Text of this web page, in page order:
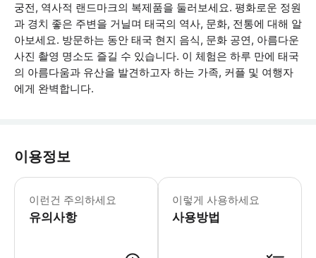
궁전, 역사적 랜드마크의 복제품을 둘러보세요. 평화로운 정원
과 경치 좋은 주변을 거닐며 태국의 역사, 문화, 전통에 대해 알
아보세요. 방문하는 동안 태국 현지 음식, 문화 공연, 아름다운
사진 촬영 명소도 즐길 수 있습니다. 이 체험은 하루 만에 태국
의 아름다움과 유산을 발견하고자 하는 가족, 커플 및 여행자
에게 완벽합니다.
이용정보
이런건 주의하세요
유의사항
. 에라완 박물관과 고대 도시는 선택
이렇게 사용하세요
사용방법